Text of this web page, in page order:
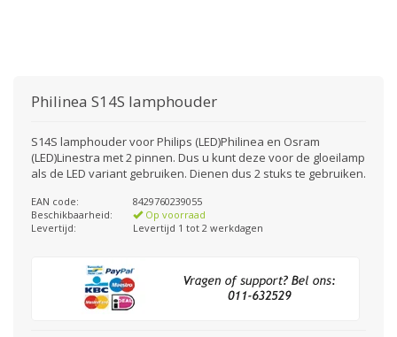
Philinea S14S lamphouder
S14S lamphouder voor Philips (LED)Philinea en Osram
(LED)Linestra met 2 pinnen. Dus u kunt deze voor de gloeilamp
als de LED variant gebruiken. Dienen dus 2 stuks te gebruiken.
EAN code:
8429760239055
Beschikbaarheid:
Op voorraad
Levertijd:
Levertijd 1 tot 2 werkdagen